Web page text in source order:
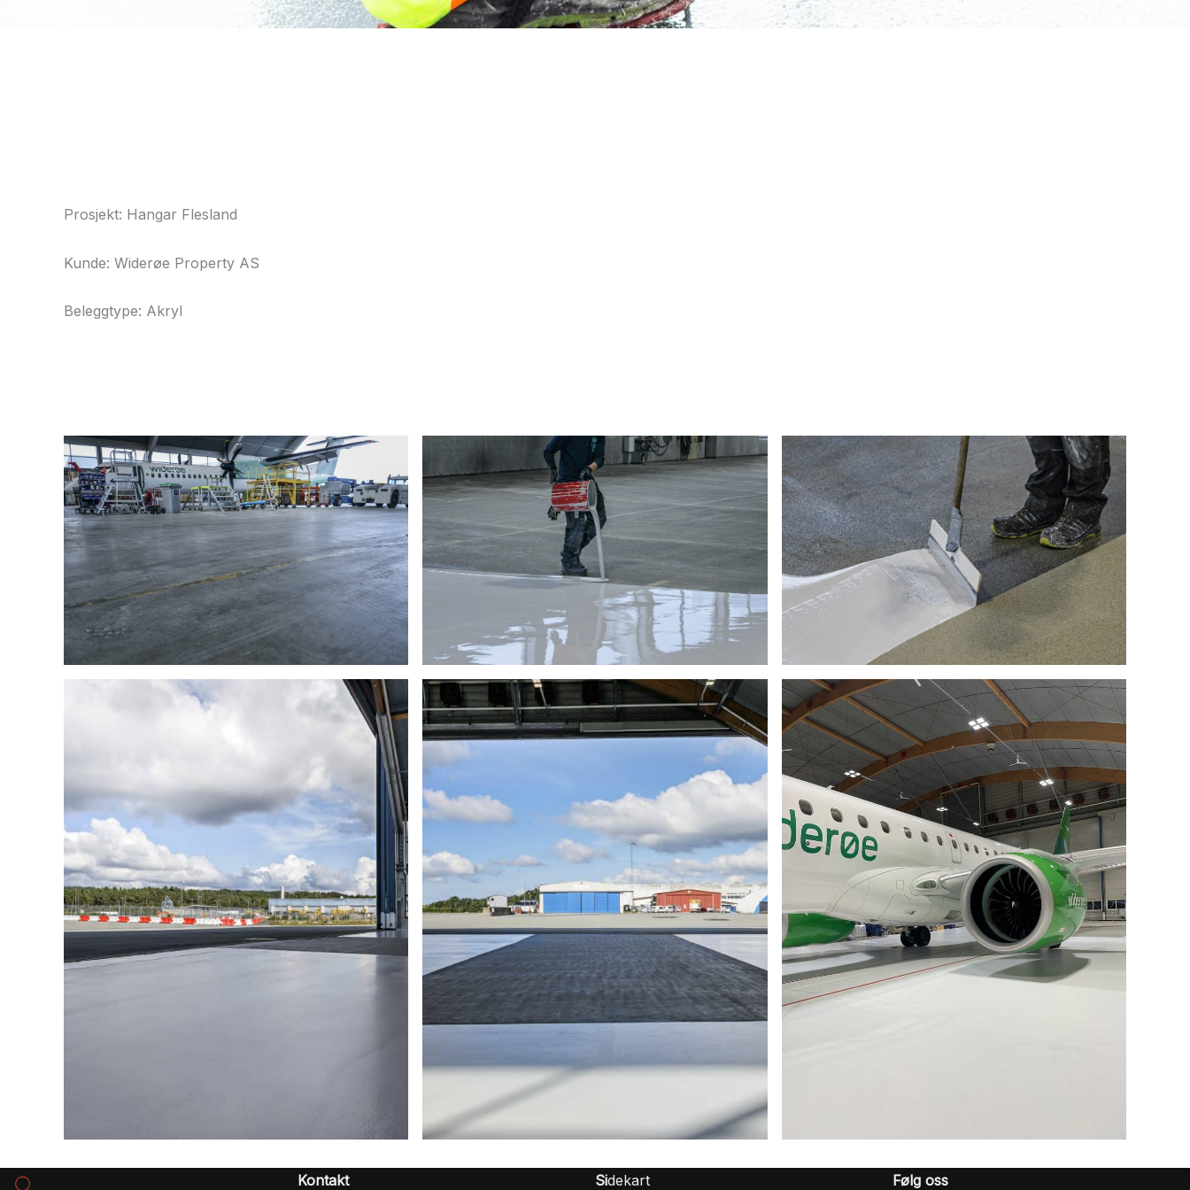
Prosjekt: Hangar Flesland
Kunde: Widerøe Property AS
Beleggtype: Akryl
Kontakt Sidekart Følg oss